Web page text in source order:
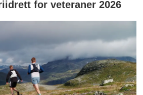
for veteraner 2026